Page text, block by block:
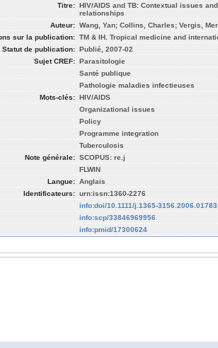
Titre: HIV/AIDS and TB: Contextual issues
relationships
Auteur: Wang, Yan; Collins, Charles; Vergis,
sur la publication: TM & IH. Tropical medicine and
Statut de publication: Publié, 2007-02
Sujet CREF: Parasitologie
Santé publique
Pathologie maladies infectieuses
Mots-clés: HIV/AIDS
Organizational issues
Policy
Programme integration
Tuberculosis
Note générale: SCOPUS: re.j
FLWIN
Langue: Anglais
Identificateurs: urn:issn:1360-2276
info:doi/10.1111/j.1365-
info:scp/33846969956
info:pmid/17300624